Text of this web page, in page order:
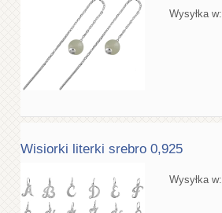
Wysyłka w:
Wisiorki literki srebro 0,925
Wysyłka w: